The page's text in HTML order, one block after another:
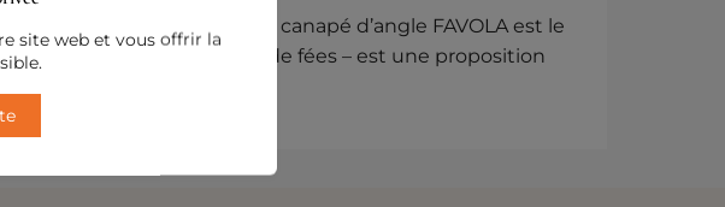
de détente en solo, le canapé d’angle FAVOLA est le
comme dans un conte de fées – est une proposition
site web et vous offrir la